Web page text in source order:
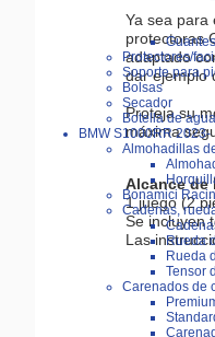
Guantes
Protectores/
Soporte para
Bolsas
Secador
Botella de agua
BMW S1000RR 2023-
Almohadillas
Bonamici
Cadenas,
Rueda
Rueda
Tensor
Carenados de
Ya sea para
protectoras
adaptado
dar ejemplo
Proteja su
máxima
Alcance de
1 juego (2
Se incluyen
Las